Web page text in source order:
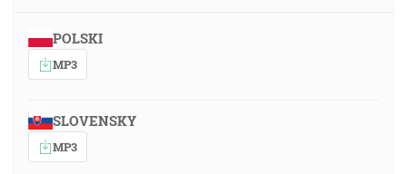
POLSKI
MP3
SLOVENSKY
MP3